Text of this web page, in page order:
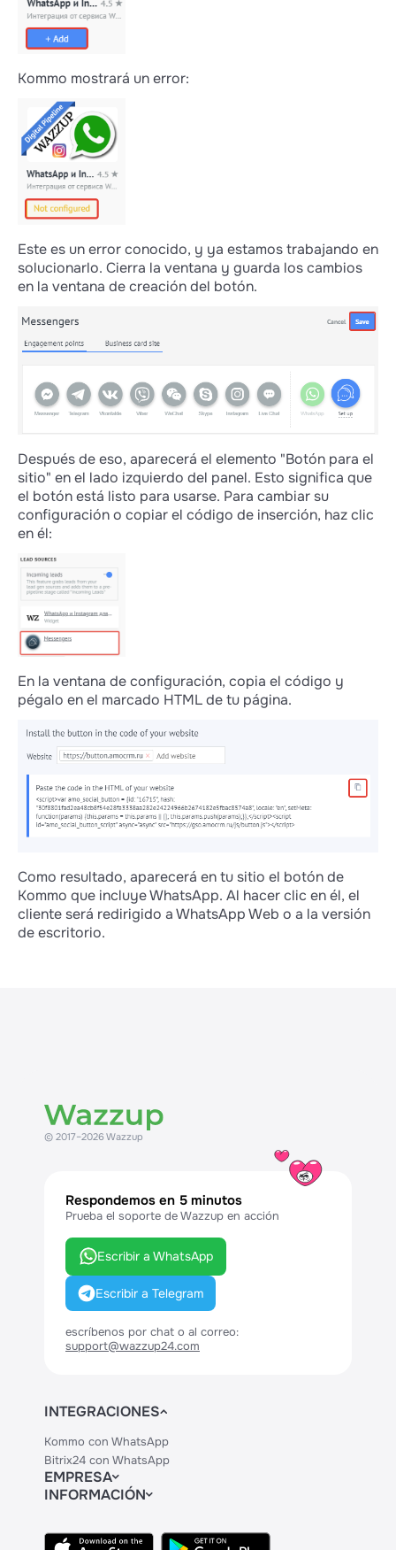
Kommo mostrará un error:
Este es un error conocido, y ya estamos trabajando en
solucionarlo. Cierra la ventana y guarda los cambios
en la ventana de creación del botón.
Después de eso, aparecerá el elemento "Botón para el
sitio" en el lado izquierdo del panel. Esto significa que
el botón está listo para usarse. Para cambiar su
configuración o copiar el código de inserción, haz clic
en él:
En la ventana de configuración, copia el código y
pégalo en el marcado HTML de tu página.
Como resultado, aparecerá en tu sitio el botón de
Kommo que incluye WhatsApp. Al hacer clic en él, el
cliente será redirigido a WhatsApp Web o a la versión
de escritorio.
© 2017–2026 Wazzup
Respondemos en 5 minutos
Prueba el soporte de Wazzup en acción
Escribir a WhatsApp
Escribir a Telegram
escríbenos por chat o al correo:
support@wazzup24.com
INTEGRACIONES
Kommo con WhatsApp
Bitrix24 con WhatsApp
EMPRESA
Contactos
INFORMACIÓN
API